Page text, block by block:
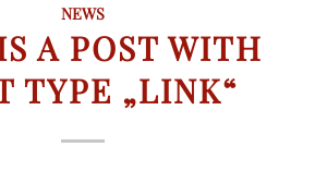
NEWS
A POST WITH
TYPE „LINK“